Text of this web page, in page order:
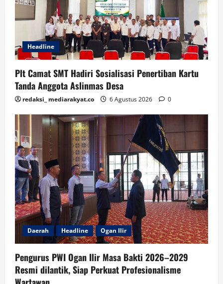
Headline
Plt Camat SMT Hadiri Sosialisasi Penertiban Kartu
Tanda Anggota Aslinmas Desa
redaksi_ mediarakyat.co 6 Agustus 2026 0
Daerah Headline Ogan Ilir
Pengurus PWI Ogan Ilir Masa Bakti 2026–2029
Resmi dilantik, Siap Perkuat Profesionalisme